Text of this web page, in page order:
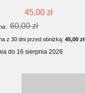
45,00 zł
60,00 zł
z 30 dni przed obniżką:45,00 zł
do 16 sierpnia 2026